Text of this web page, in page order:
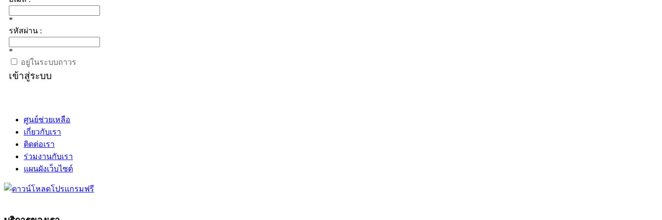
*
รหัสผ่าน :
*
อยู่ในระบบถาวร
เข้าสู่ระบบ
ศูนย์ช่วยเหลือ
เกี่ยวกับเรา
ติดต่อเรา
ร่วมงานกับเรา
แผนผังเว็บไซต์